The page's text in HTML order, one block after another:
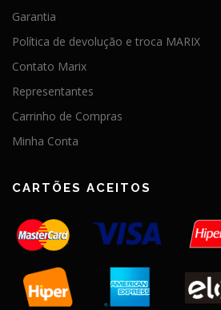
Garantia
Política de devolução e troca MARIX
Contato Marix
Representantes
Carrinho de Compras
Minha Conta
CARTÕES ACEITOS